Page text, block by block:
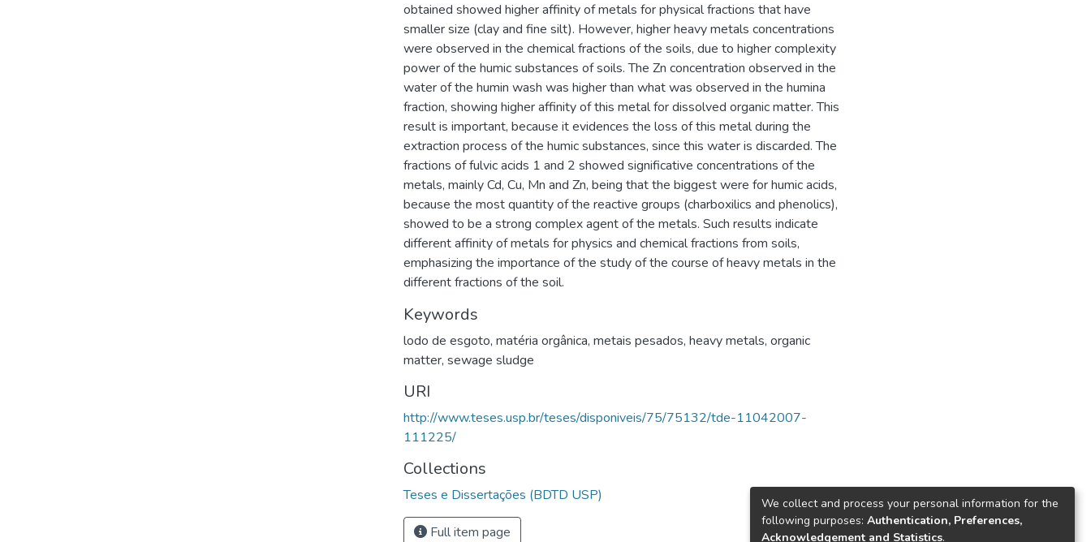
obtained showed higher affinity of metals for physical fractions that have
smaller size (clay and fine silt). However, higher heavy metals concentrations
were observed in the chemical fractions of the soils, due to higher complexity
power of the humic substances of soils. The Zn concentration observed in the
water of the humin wash was higher than what was observed in the humina
fraction, showing higher affinity of this metal for dissolved organic matter. This
result is important, because it evidences the loss of this metal during the
extraction process of the humic substances, since this water is discarded. The
fractions of fulvic acids 1 and 2 showed significative concentrations of the
metals, mainly Cd, Cu, Mn and Zn, being that the biggest were for humic acids,
because the most quantity of the reactive groups (charboxilics and phenolics),
showed to be a strong complex agent of the metals. Such results indicate
different affinity of metals for physics and chemical fractions from soils,
emphasizing the importance of the study of the course of heavy metals in the
different fractions of the soil.
Keywords
lodo de esgoto, matéria orgânica, metais pesados, heavy metals, organic
matter, sewage sludge
URI
http://www.teses.usp.br/teses/disponiveis/75/75132/tde-11042007-
111225/
Collections
Teses e Dissertações (BDTD USP)
Full item page
We collect and process your personal information for the
following purposes: Authentication, Preferences,
Acknowledgement and Statistics.